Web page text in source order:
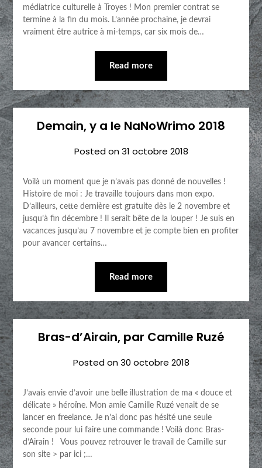
médiatrice culturelle à Troyes ! Mon premier contrat se
termine à la fin du mois. L’année prochaine, je devrai
vraiment être autrice à mi-temps, car six mois de…
Read more
Demain, y a le NaNoWrimo 2018
Posted on31 octobre 2018
Voilà un moment que je n’avais pas donné de nouvelles !
Histoire de moi : Je travaille toujours dans mon expo.
D’ailleurs, cette dernière est gratuite dès le 2 novembre et
jusqu’à fin décembre ! Il serait bête de la louper ! Je suis en
vacances jusqu’au 7 novembre et je compte bien en profiter
pour avancer certains…
Read more
Bras-d’Airain, par Camille Ruzé
Posted on30 octobre 2018
J’avais envie d’avoir une belle illustration de ma « douce et
délicate » héroïne. Mon amie Camille Ruzé venait de se
lancer en freelance. Je n’ai donc pas hésité une seule
seconde pour lui faire une commande ! Voilà donc Bras-
d’Airain ! Vous pouvez retrouver le travail de Camille sur
son site > par ici ;…